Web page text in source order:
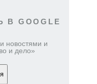
GOOGLE
новостями и
и дело»